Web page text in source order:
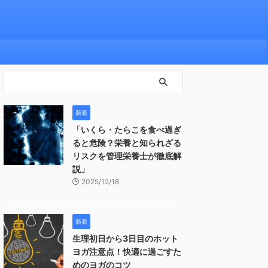
新着
「いくら・たらこを食べ過ぎ
ると危険？栄養と知られざる
リスクを管理栄養士が徹底解
説」
2025/12/18
新着
生理初日から3日目のホット
ヨガ注意点！快適に過ごすた
めのヨガのコツ